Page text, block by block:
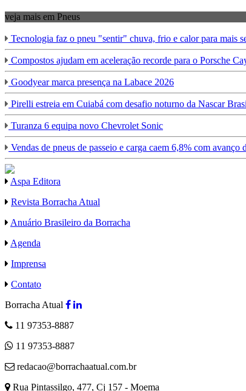
veja mais em Pneus
Tecnologia faz o pneu "sentir" chuva, frio e calor para mais
Compostos ajudam em aceleração recorde para o Porsche
Goodyear marca presença na Labace 2026
Pirelli estreia em Cuiabá com desafio noturno da Nascar
Turanza 6 equipa novo Chevrolet Sonic
Vendas de pneus de passeio e carga caem 6,8% com avanço
Aspa Editora
Revista Borracha Atual
Anuário Brasileiro da Borracha
Agenda
Imprensa
Contato
Borracha Atual
11 97353-8887
11 97353-8887
redacao@borrachaatual.com.br
Rua Pintassilgo, 477, Cj 157 - Moema